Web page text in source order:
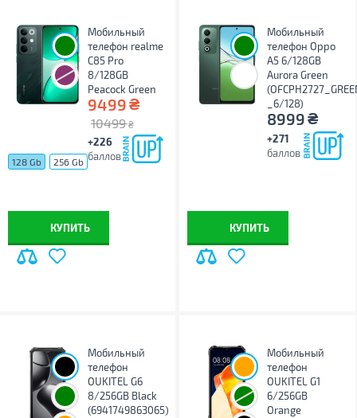
Мобильный
телефон realme
C85 Pro
8/128GB
Peacock Green
9499₴
10499 ₴
+226
баллов
128 Gb 256 Gb
КУПИТЬ
Мобильный
телефон Oppo
A5 6/128GB
Aurora Green
_6/128)
8999₴
+271
баллов
КУПИТЬ
Мобильный
телефон
OUKITEL G6
8/256GB Black
(6941749863065)
Мобильный
телефон
OUKITEL G1
6/256GB
Orange